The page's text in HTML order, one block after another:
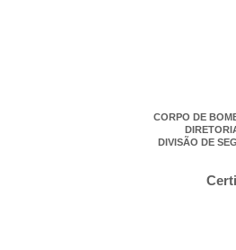
CORPO DE
DIVISÃO DE